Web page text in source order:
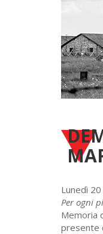
Lunedì
Per ogni
Memoria
presente